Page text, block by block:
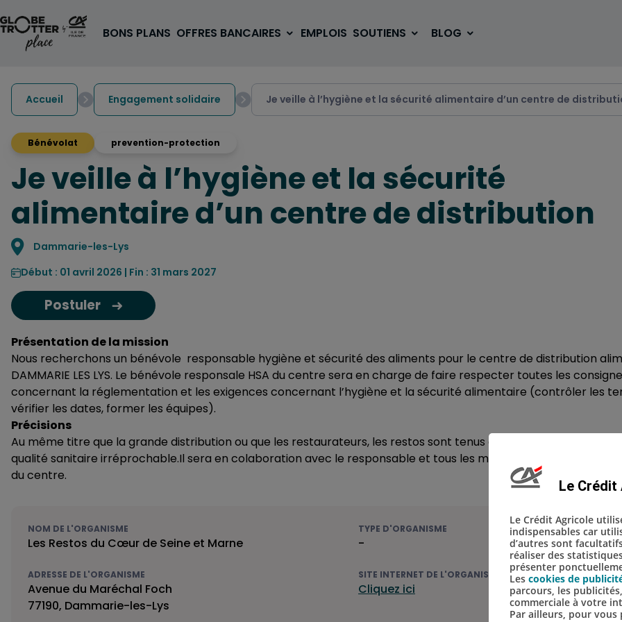
BONS PLANS OFFRES BANCAIRES EMPLOIS SOUTIENS BLOG
A PARTIR DE 3€
1 carte, 0 frais à l'étranger
pour les 18/30 ans VOYAGER ÉTUDIER
Accueil Engagement solidaire Je veille à l’hygiène et la sécurité alimentaire d’un centre de
Bénévolat prevention-protection
Je veille à l’hygiène et la sécurité
alimentaire d’un centre de distribution
Localisation
Dammarie-les-Lys
Début : 01 avril 2026 | Fin : 31 mars 2027
Postuler
Présentation de la mission
Nous recherchons un bénévole responsable hygiène et sécurité des aliments pour le centre de distribution
DAMMARIE LES LYS. Le bénévole responsale HSA du centre sera en charge de faire respecter toutes les
concernant la réglementation et les exigences concernant l’hygiène et la sécurité alimentaire (contrôler les
vérifier les dates, former les équipes).
Précisions
Au même titre que la grande distribution ou que les restaurateurs, les restos sont tenus d’offrir une aide
qualité sanitaire irréprochable.Il sera en colaboration avec le responsable et tous les membres de l’equipe aide
du centre.
NOM DE L'ORGANISME
Les Restos du Cœur de Seine et Marne
TYPE D'ORGANISME
-
ADRESSE DE L'ORGANISME
Avenue du Maréchal Foch
77190, Dammarie-les-Lys
SITE INTERNET DE L'ORGANISME
Cliquez ici
Le
Le Crédit Agricole
indispensables car
d’autres sont
réaliser des
présenter
Les cookies de
parcours, les
commerciale à votre
Par ailleurs, pour